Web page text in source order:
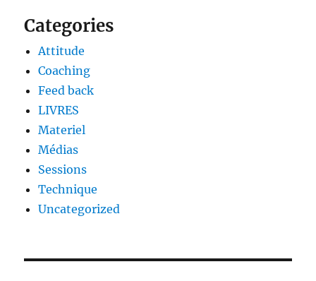
Categories
Attitude
Coaching
Feed back
LIVRES
Materiel
Médias
Sessions
Technique
Uncategorized